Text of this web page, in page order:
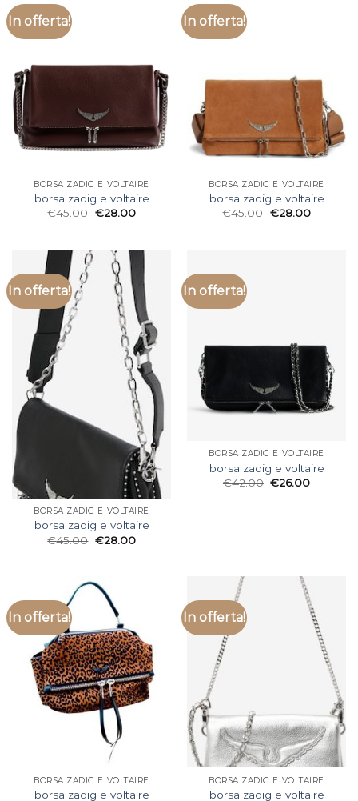
In offerta!
BORSA ZADIG E VOLTAIRE
borsa zadig e voltaire
€45.00 €28.00
In offerta!
BORSA ZADIG E VOLTAIRE
borsa zadig e voltaire
€45.00 €28.00
In offerta!
BORSA ZADIG E VOLTAIRE
borsa zadig e voltaire
€45.00 €28.00
In offerta!
BORSA ZADIG E VOLTAIRE
borsa zadig e voltaire
€42.00 €26.00
In offerta!
BORSA ZADIG E VOLTAIRE
borsa zadig e voltaire
In offerta!
BORSA ZADIG E VOLTAIRE
borsa zadig e voltaire